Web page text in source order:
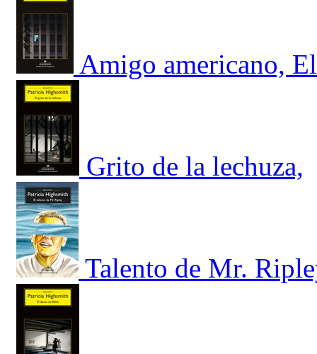
Amigo americano, El
Grito de la lechuza,
Talento de Mr.